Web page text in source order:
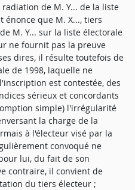
de M. Y... de la liste
énonce que M. X..., tiers
M. Y... sur la liste électorale
ne fournit pas la preuve
dires, il résulte toutefois de
de 1998, laquelle ne
est contestée, des
sérieux et concordants
simple) l'irrégularité
la charge de la
à l'électeur visé par la
convoqué ne
lui, du fait de son
contraire, il convient de
du tiers électeur ;